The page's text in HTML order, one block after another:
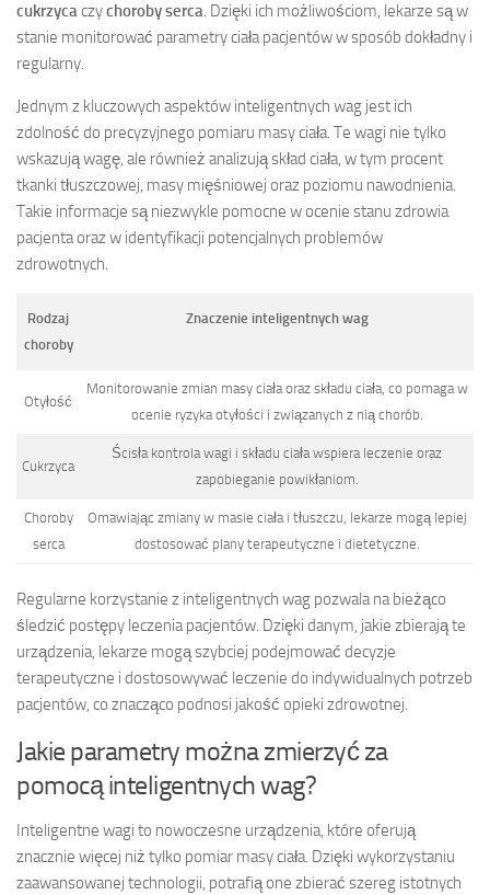
cukrzycaczychoroby serca. Dzięki ich możliwościom, lekarze są w
stanie monitorować parametry ciała pacjentów w sposób dokładny i
regularny.
Jednym z kluczowych aspektów inteligentnych wag jest ich
zdolność do precyzyjnego pomiaru masy ciała. Te wagi nie tylko
wskazują wagę, ale również analizują skład ciała, w tym procent
tkanki tłuszczowej, masy mięśniowej oraz poziomu nawodnienia.
Takie informacje są niezwykle pomocne w ocenie stanu zdrowia
pacjenta oraz w identyfikacji potencjalnych problemów
zdrowotnych.
Rodzaj
choroby
Znaczenie inteligentnych wag
Otyłość
Monitorowanie zmian masy ciała oraz składu ciała, co pomaga w
ocenie ryzyka otyłości i związanych z nią chorób.
Cukrzyca
Ścisła kontrola wagi i składu ciała wspiera leczenie oraz
zapobieganie powikłaniom.
Choroby
serca
Omawiając zmiany w masie ciała i tłuszczu, lekarze mogą lepiej
dostosować plany terapeutyczne i dietetyczne.
Regularne korzystanie z inteligentnych wag pozwala na bieżąco
śledzić postępy leczenia pacjentów. Dzięki danym, jakie zbierają te
urządzenia, lekarze mogą szybciej podejmować decyzje
terapeutyczne i dostosowywać leczenie do indywidualnych potrzeb
pacjentów, co znacząco podnosi jakość opieki zdrowotnej.
Jakie parametry można zmierzyć za
pomocą inteligentnych wag?
Inteligentne wagi to nowoczesne urządzenia, które oferują
znacznie więcej niż tylko pomiar masy ciała. Dzięki wykorzystaniu
zaawansowanej technologii, potrafią one zbierać szereg istotnych